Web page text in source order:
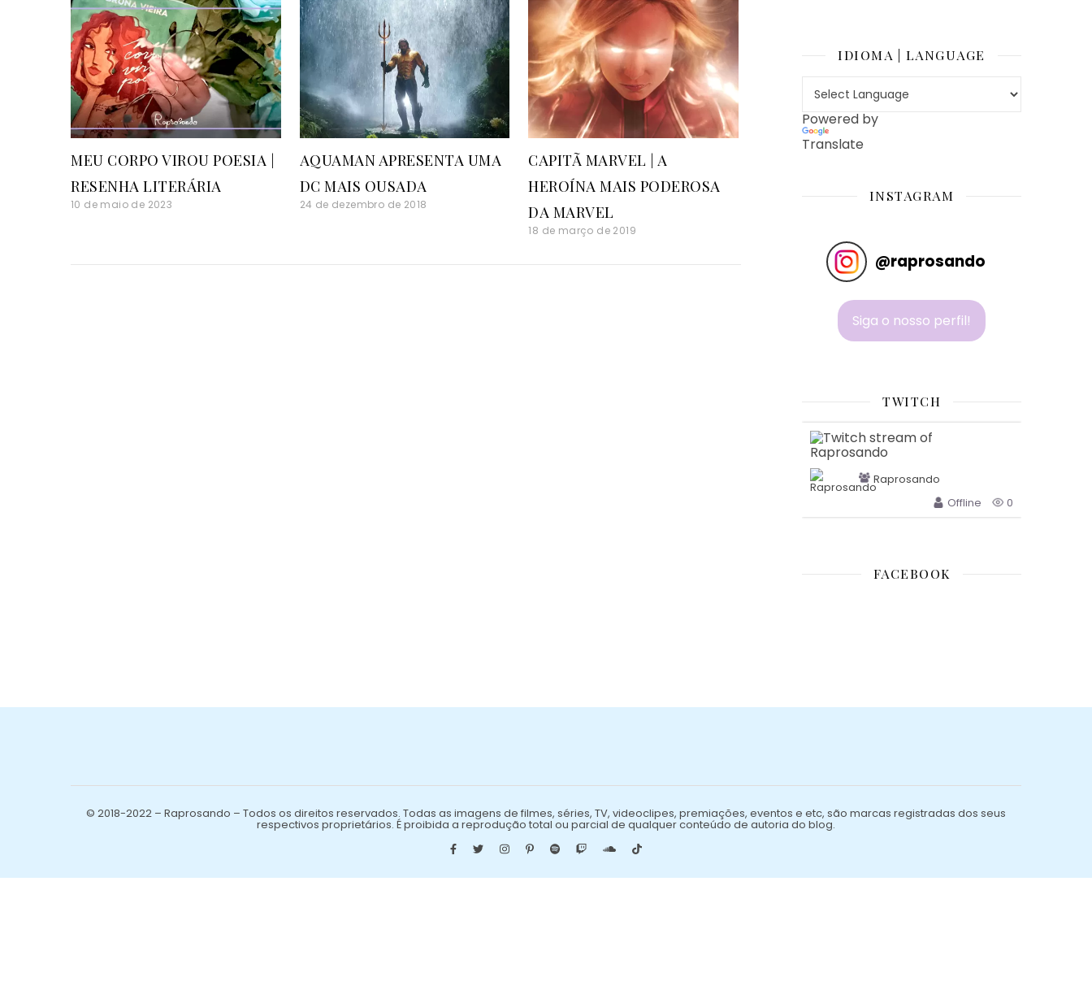
MEU CORPO VIROU POESIA |
RESENHA LITERÁRIA
10 de maio de 2023
AQUAMAN APRESENTA UMA
DC MAIS OUSADA
24 de dezembro de 2018
CAPITÃ MARVEL | A
HEROÍNA MAIS PODEROSA
DA MARVEL
18 de março de 2019
IDIOMA | LANGUAGE
Powered by
Translate
INSTAGRAM
@raprosando
Siga o nosso perfil!
TWITCH
Raprosando
Offline
0
FACEBOOK
© 2018-2022 – Raprosando – Todos os direitos reservados. Todas as imagens de filmes, séries, TV, videoclipes, premiações, eventos e etc, são marcas registradas dos seus
respectivos proprietários. É proibida a reprodução total ou parcial de qualquer conteúdo de autoria do blog.